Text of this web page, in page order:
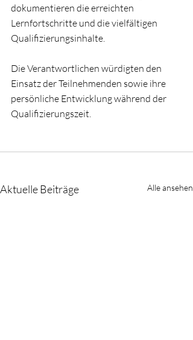
dokumentieren die erreichten
Lernfortschritte und die vielfältigen
Qualifizierungsinhalte.
Die Verantwortlichen würdigten den
Einsatz der Teilnehmenden sowie ihre
persönliche Entwicklung während der
Qualifizierungszeit.
Aktuelle Beiträge Alle ansehen